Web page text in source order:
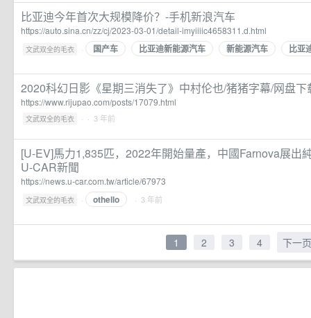
比亚迪今年首次大规模降价？-手机新浪汽车
https://auto.sina.cn/zz/cj/2023-03-01/detail-imyiiiic4658311.d.html
文武双全的毛衣 · 国产车 比亚迪新能源汽车 新能源汽车 比亚
2020科幻日影《星期三消失了》中村伦也/猪猪字幕/网盘下
https://www.rijupao.com/posts/17079.html
文武双全的毛衣 · · 3 年前
[U-EV]馬力1,835匹，2022年開始量產，中國Farnova展出
U-CAR新聞
https://news.u-car.com.tw/article/67973
文武双全的毛衣 · othello · 3 年前
1 2 3 4 下一页